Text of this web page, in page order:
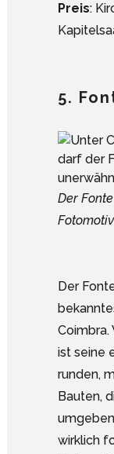
Preis:
5.
Der
Fotomotiv
Der
Coimbra.
ist seine
runden,
Bauten,
wirklich